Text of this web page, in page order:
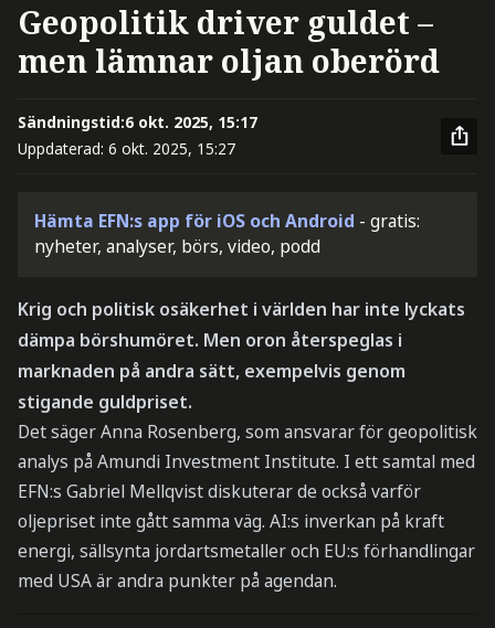
Geopolitik driver guldet –
men lämnar oljan oberörd
Sändningstid:6 okt. 2025, 15:17
Uppdaterad: 6 okt. 2025, 15:27
Hämta EFN:s app för iOS och Android - gratis:
nyheter, analyser, börs, video, podd
Krig och politisk osäkerhet i världen har inte lyckats
dämpa börshumöret. Men oron återspeglas i
marknaden på andra sätt, exempelvis genom
stigande guldpriset.
Det säger Anna Rosenberg, som ansvarar för geopolitisk
analys på Amundi Investment Institute. I ett samtal med
EFN:s Gabriel Mellqvist diskuterar de också varför
oljepriset inte gått samma väg. AI:s inverkan på kraft
energi, sällsynta jordartsmetaller och EU:s förhandlingar
med USA är andra punkter på agendan.